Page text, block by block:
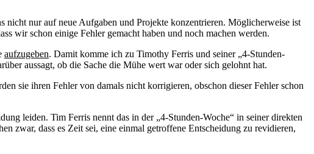
nur auf neue Aufgaben und Projekte konzentrieren. Möglicherweise ist
wir schon einige Fehler gemacht haben und noch machen werden.
aufzugeben. Damit komme ich zu Timothy Ferris und seiner „4-Stunden-
aussagt, ob die Sache die Mühe wert war oder sich gelohnt hat.
sie ihren Fehler von damals nicht korrigieren, obschon dieser Fehler schon
leiden. Tim Ferris nennt das in der „4-Stunden-Woche“ in seiner direkten
zwar, dass es Zeit sei, eine einmal getroffene Entscheidung zu revidieren,